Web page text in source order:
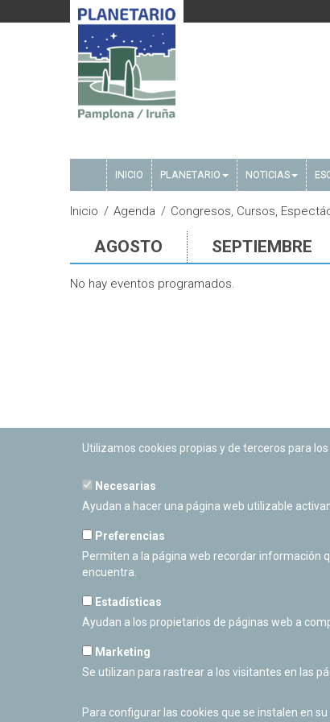
INICIO PLANETARIO NOTICIAS
Inicio Agenda Congresos, Cursos,
AGOSTO SEPTIEMBRE
No hay eventos programados.
PLANETARIO DE PAMPLONA
Calle Sancho RamÃ­rez, s/n
Cerrado Temporalmente
Utilizamos cookies propias y de terceros para
Necesarias
Ayudan a hacer una página web utilizable
Preferencias
Permiten a la página web recordar información
encuentra.
Estadísticas
Ayudan a los propietarios de páginas web a
Marketing
Se utilizan para rastrear a los visitantes en las
Para configurar las cookies que se instalen en